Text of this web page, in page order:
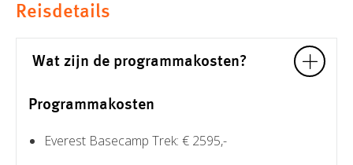
Reisdetails
Wat zijn de programmakosten?
Programmakosten
Everest Basecamp Trek: € 2595,-